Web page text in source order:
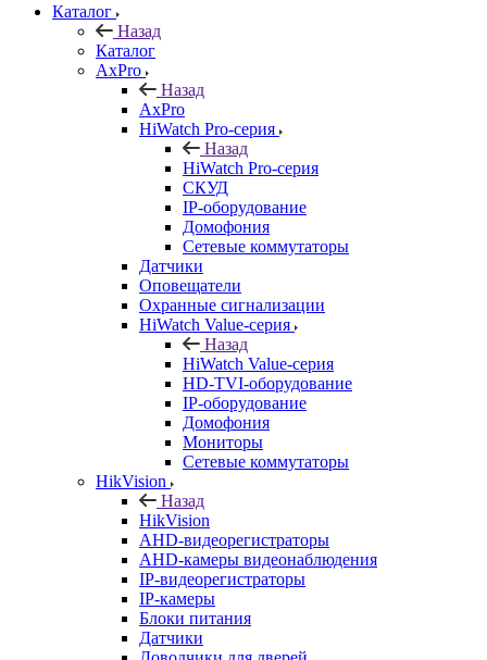
Каталог
Назад
Каталог
AxPro
Назад
AxPro
HiWatch Pro-серия
Назад
HiWatch Pro-серия
CКУД
IP-оборудование
Домофония
Сетевые коммутаторы
Датчики
Оповещатели
Охранные сигнализации
HiWatch Value-серия
Назад
HiWatch Value-серия
HD-TVI-оборудование
IP-оборудование
Домофония
Мониторы
Сетевые коммутаторы
HikVision
Назад
HikVision
AHD-видеорегистраторы
AHD-камеры видеонаблюдения
IP-видеорегистраторы
IP-камеры
Блоки питания
Датчики